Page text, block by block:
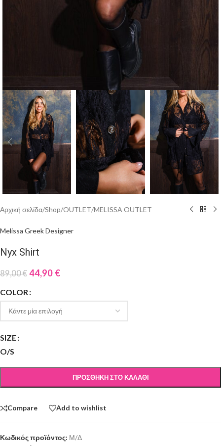
Αρχική σελίδα/Shop/OUTLET/MELISSA OUTLET
Melissa Greek Designer
Nyx Shirt
89,00€ 44,90 €
COLOR
SIZE
O/S
ΠΡΟΣΘΉΚΗ ΣΤΟ ΚΑΛΆΘΙ
Compare Add to wishlist
Κωδικός προϊόντος: Μ/Δ